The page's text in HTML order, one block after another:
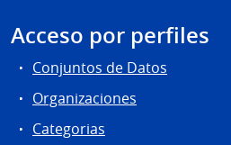
Acceso por perfiles
Conjuntos de Datos
Organizaciones
Categorias